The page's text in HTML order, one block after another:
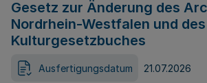
Gesetz zur Änderung des
Nordrhein-Westfalen und des
Kulturgesetzbuches
Ausfertigungsdatum 21.07.2026